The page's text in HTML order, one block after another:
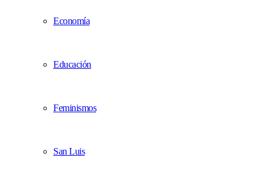
Economía
Educación
Feminismos
San Luis